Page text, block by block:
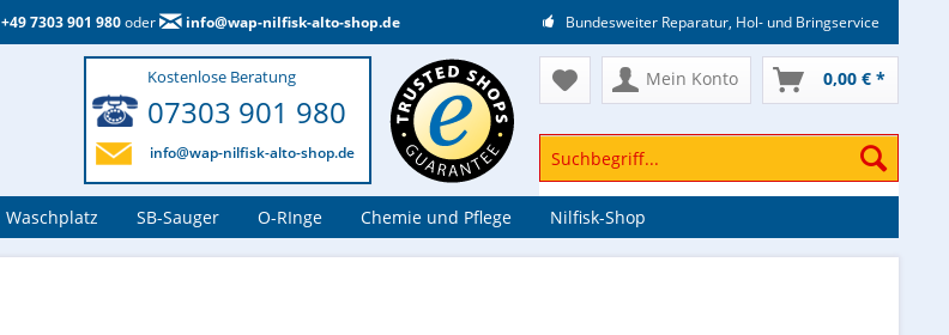
+49 7303 901 980oder info@wap-nilfisk-alto-shop.de Bundesweiter Reparatur, Hol- und Bringservice
Kostenlose Beratung
07303 901 980
info@wap-nilfisk-alto-shop.de
Mein Konto 0,00 € *
Waschplatz SB-Sauger O-RInge Chemie und Pflege Nilfisk-Shop